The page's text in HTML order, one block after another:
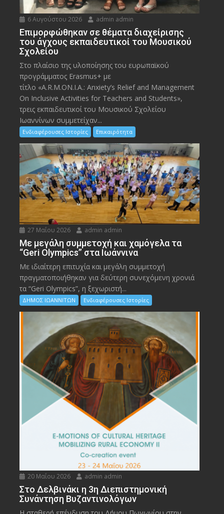
6 Αυγούστου 2026 admin admin
Eπιμορφώθηκαν σε θέματα διαχείρισης
του άγχους εκπαιδευτικοί του Μουσικού
Σχολείου
Στο πλαίσιο της υλοποίησης του ευρωπαϊκού
προγράμματος Erasmus+ με
τίτλο «A.R.M.ON.I.A.: Anxiety’s Relief and Management
On Inclusive Activities for Teachers and Students»,
τρεις εκπαιδευτικοί του Μουσικού Σχολείου
Ιωαννίνων συμμετείχαν...
Ενδιαφέρουσες Ιστορίες Επικαιρότητα
27 Μαΐου 2026 admin admin
Με μεγάλη συμμετοχή και χαμόγελα τα
“Geri Olympics” στα Ιωάννινα
Με ιδιαίτερη επιτυχία και μεγάλη συμμετοχή
πραγματοποιήθηκαν για δεύτερη συνεχόμενη χρονιά
τα “Geri Olympics”, η ξεχωριστή...
ΔΗΜΟΣ ΙΩΑΝΝΙΤΩΝ Ενδιαφέρουσες Ιστορίες
20 Μαΐου 2026 admin admin
Στο Δελβινάκι η 3η Διεπιστημονική
Συνάντηση Βυζαντινολόγων